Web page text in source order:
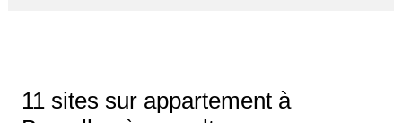
11 sites sur appartement à